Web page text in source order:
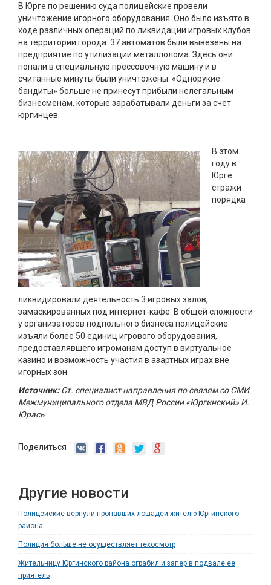
В Юрге по решению суда полицейские провели
уничтожение игорного оборудования. Оно было изъято в
ходе различных операций по ликвидации игровых клубов
на территории города. 37 автоматов были вывезены на
предприятие по утилизации металлолома. Здесь они
попали в специальную прессовочную машину и в
считанные минуты были уничтожены. «Однорукие
бандиты» больше не принесут прибыли нелегальным
бизнесменам, которые зарабатывали деньги за счет
юргинцев.
В этом
году в
Юрге
стражи
порядка
ликвидировали деятельность 3 игровых залов,
замаскированных под интернет-кафе. В общей сложности
у организаторов подпольного бизнеса полицейские
изъяли более 50 единиц игрового оборудования,
предоставлявшего игроманам доступ в виртуальное
казино и возможность участия в азартных играх вне
игорных зон.
Источник:Ст. специалист направления по связям со СМИ
Межмуниципального отдела МВД России «Юргинский» И.
Юрась
Поделиться
Другие новости
Полицейские вернули пропавших лошадей жителю Юргинского
района
Полиция больше не осуществляет техосмотр
Жительницу Юргинского района ограбил и запер в подвале ее
приятель